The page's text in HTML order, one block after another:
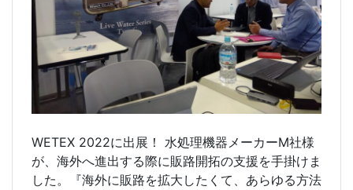
WETEX 2022に出展！ 水処理機器メーカーM社様
が、海外へ進出する際に販路開拓の支援を手掛けま
した。『海外に販路を拡大したくて、あらゆる方法